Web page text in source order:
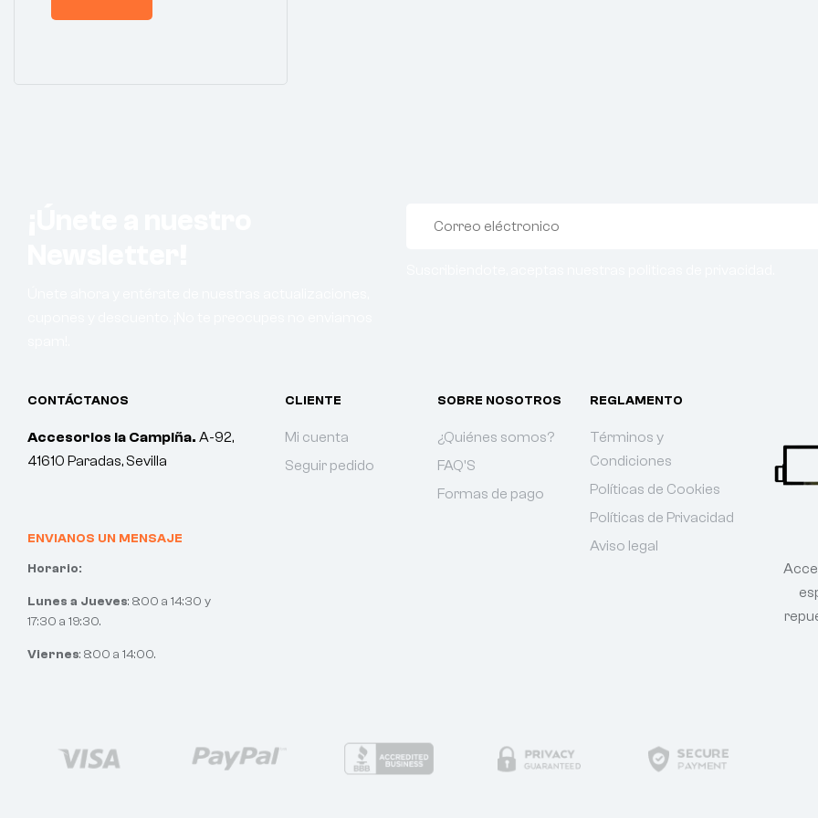
CONTÁCTANOS
Accesorios la Campiña. A-92,
41610 Paradas, Sevilla
ENVIANOS UN MENSAJE
Horario:
Lunes a Jueves: 8:00 a 14:30 y
17:30 a 19:30.
Viernes: 8:00 a 14:00.
CLIENTE
Mi cuenta
Seguir pedido
SOBRE NOSOTROS
¿Quiénes somos?
FAQ'S
Formas de pago
REGLAMENTO
Términos y
Condiciones
Políticas de Cookies
Políticas de Privacidad
Aviso legal